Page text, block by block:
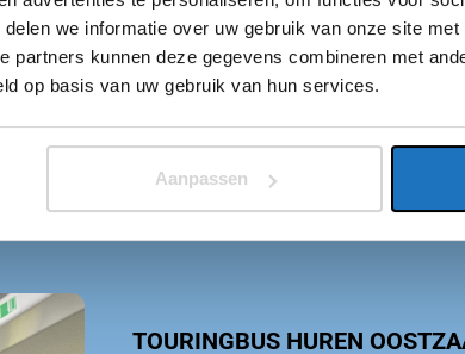
we informatie over uw gebruik van onze site
partners kunnen deze gegevens combineren met
op basis van uw gebruik van hun services.
Aanpassen
TOURINGBUS HUREN